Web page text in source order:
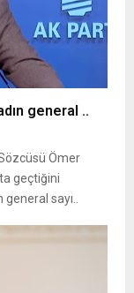
general ..
Ömer
geçtiğini
sayı..